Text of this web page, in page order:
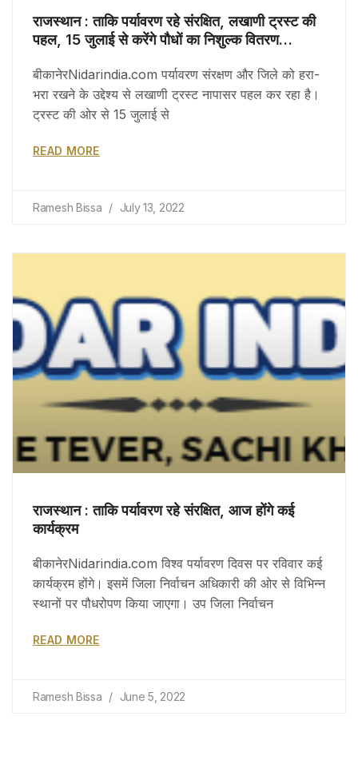
राजस्थान : ताकि पर्यावरण रहे संरक्षित, लखाणी ट्रस्ट की
पहल, 15 जुलाई से करेंगे पौधों का निशुल्क वितरण…
बीकानेरNidarindia.com पर्यावरण संरक्षण और जिले को हरा-
भरा रखने के उद्देश्य से लखाणी ट्रस्ट नापासर पहल कर रहा है।
ट्रस्ट की ओर से 15 जुलाई से
READ MORE
Ramesh Bissa July 13, 2022
राजस्थान : ताकि पर्यावरण रहे संरक्षित, आज होंगे कई
कार्यक्रम
बीकानेरNidarindia.com विश्व पर्यावरण दिवस पर रविवार कई
कार्यक्रम होंगे। इसमें जिला निर्वाचन अधिकारी की ओर से विभिन्न
स्थानों पर पौधरोपण किया जाएगा। उप जिला निर्वाचन
READ MORE
Ramesh Bissa June 5, 2022